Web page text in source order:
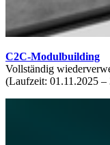
C2C-Modulbuilding
Vollständig
(Laufzeit: 01.11.2025 –